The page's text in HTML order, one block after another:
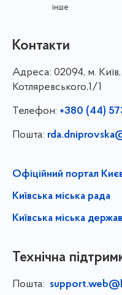
інше
Контакти
Адреса: 02094, м.
Котляревського,1/1
Телефон: +380 (44)
Пошта:
Офіційний портал
Київська міська рада
Київська міська
Технічна
Пошта: